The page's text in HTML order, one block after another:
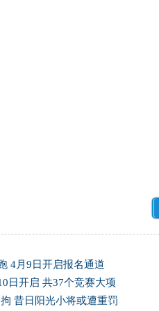
4月9日开启报名通道
日开启 共37个竞赛大项
昔日阳光小将或遭重罚